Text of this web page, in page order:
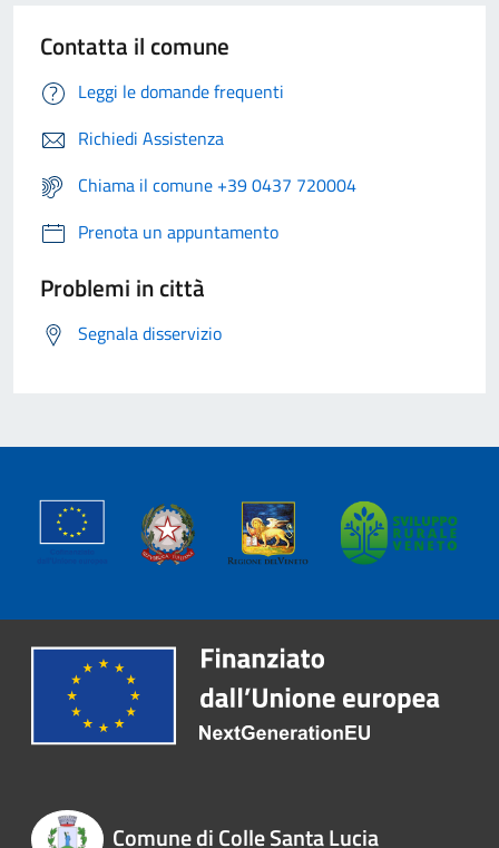
Contatta il comune
Leggi le domande frequenti
Richiedi Assistenza
Chiama il comune +39 0437 720004
Prenota un appuntamento
Problemi in città
Segnala disservizio
Comune di Colle Santa Lucia